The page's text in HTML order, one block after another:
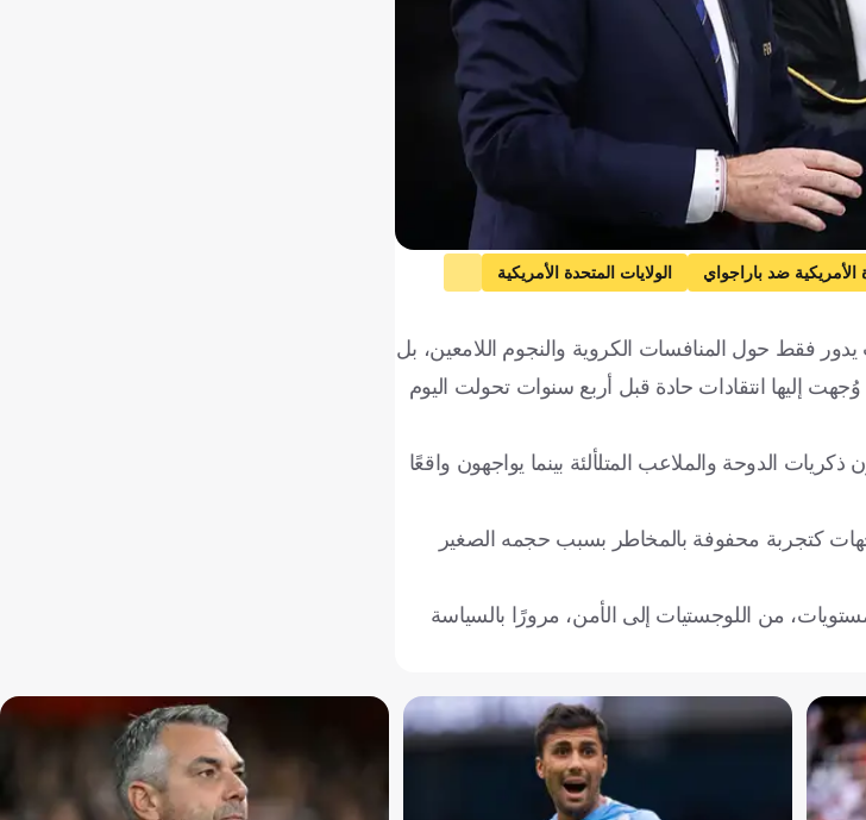
الأمريكية ضد باراجواي
الولايات المتحدة الأمريكية
فقط حول المنافسات الكروية والنجوم اللامعين، بل
عودة قوية للحنين إلى تجربة قطر 2022. البطولة التي وُجهت إليها انتقادات حادة قبل أربع سنوات تحولت اليوم
الدوحة والملاعب المتلألئة بينما يواجهون واقعًا
كتجربة محفوفة بالمخاطر بسبب حجمه الصغير
من اللوجستيات إلى الأمن، مرورًا بالسياسة